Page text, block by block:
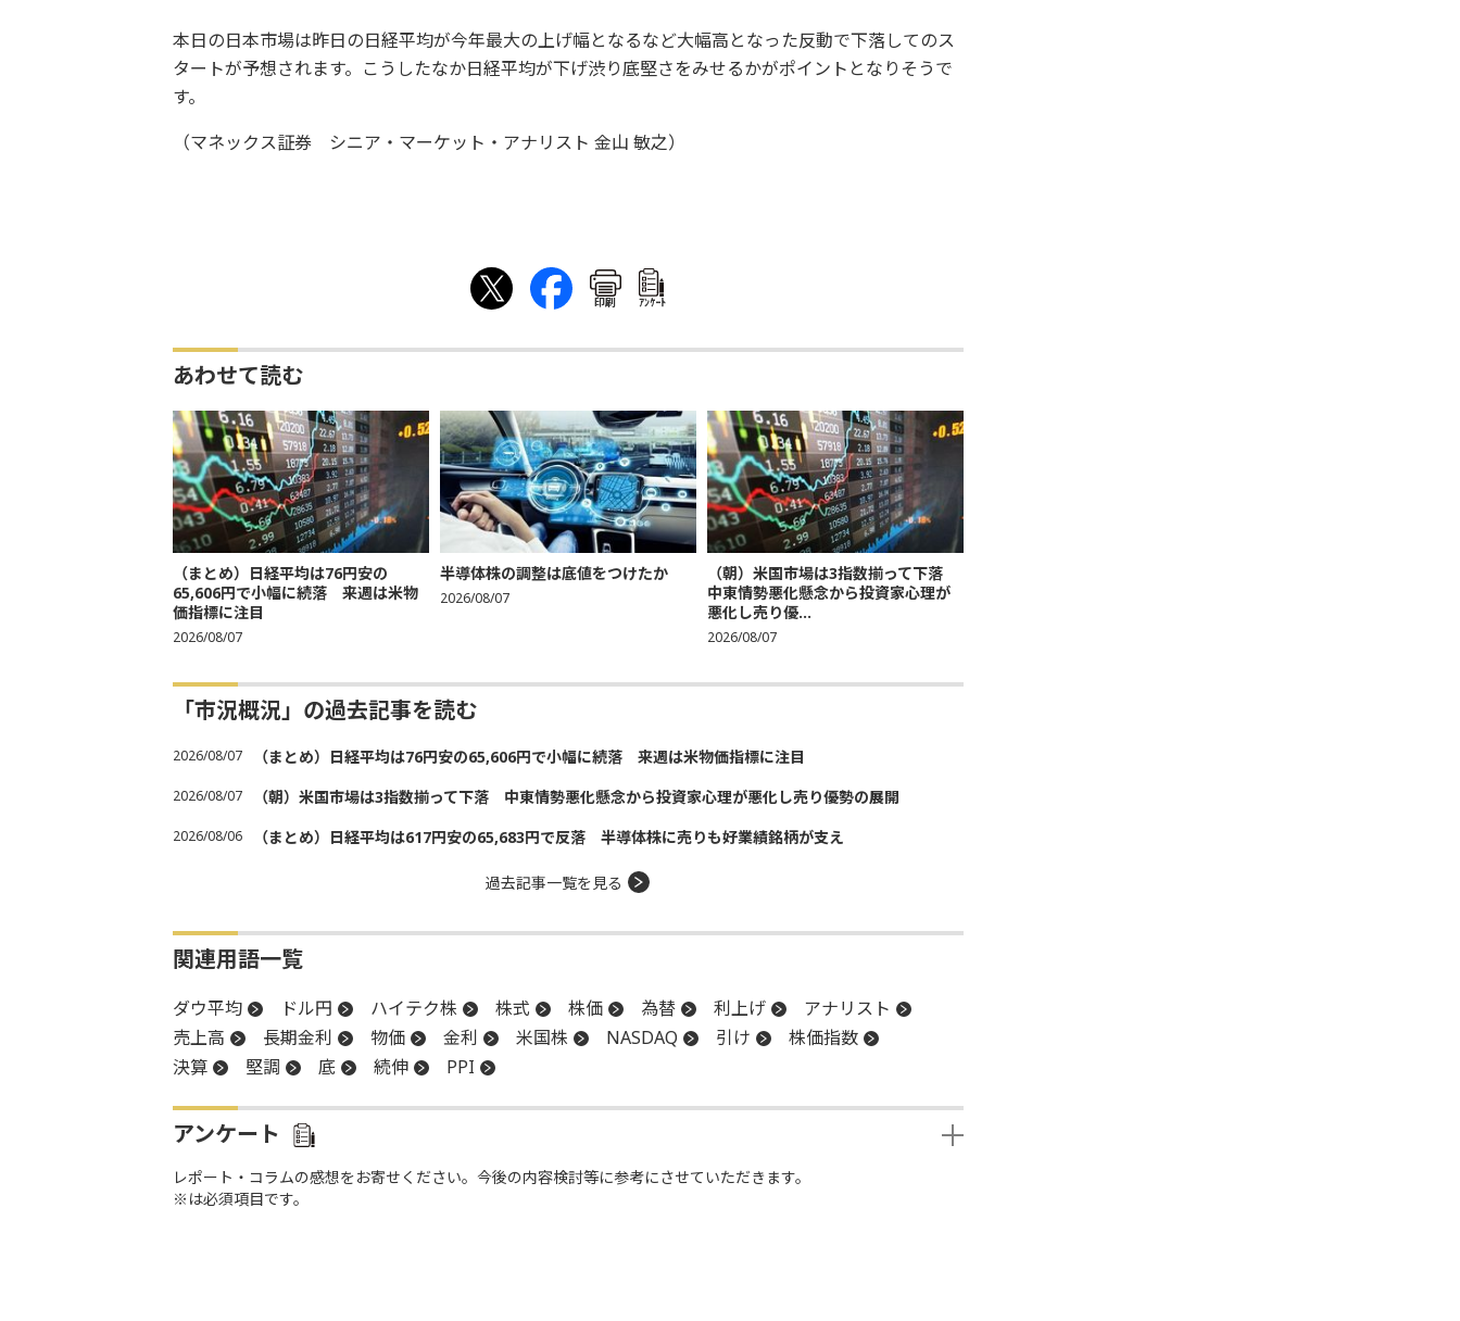
本日の日本市場は昨日の日経平均が今年最大の上げ幅となるなど大幅高となった反動で下落してのス
タートが予想されます。こうしたなか日経平均が下げ渋り底堅さをみせるかがポイントとなりそうで
す。
（マネックス証券 シニア・マーケット・アナリスト 金山 敏之）
印刷 ｱﾝｹｰﾄ
あわせて読む
（まとめ）日経平均は76円安の
65,606円で小幅に続落 来週は米物
価指標に注目
2026/08/07
半導体株の調整は底値をつけたか
2026/08/07
（朝）米国市場は3指数揃って下落
中東情勢悪化懸念から投資家心理が
悪化し売り優...
2026/08/07
「市況概況」の過去記事を読む
2026/08/07 （まとめ）日経平均は76円安の65,606円で小幅に続落 来週は米物価指標に注目
2026/08/07 （朝）米国市場は3指数揃って下落 中東情勢悪化懸念から投資家心理が悪化し売り優勢の展開
2026/08/06 （まとめ）日経平均は617円安の65,683円で反落 半導体株に売りも好業績銘柄が支え
過去記事一覧を見る
関連用語一覧
ダウ平均 ドル円 ハイテク株 株式 株価 為替 利上げ
アナリスト
売上高
長期金利 物価 金利 米国株 NASDAQ 引け
株価指数
決算
堅調 底 続伸 PPI
アンケート
レポート・コラムの感想をお寄せください。今後の内容検討等に参考にさせていただきます。
※は必須項目です。